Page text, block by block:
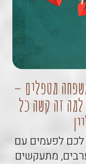
מטפלים –
זה קשה כל
40, או 50 וקשה לכם לפעמים עם
מתעקשים